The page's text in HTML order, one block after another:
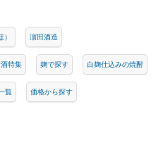
濵田酒造
特集 麹で探す 白麹仕込みの焼酎
覧 価格から探す